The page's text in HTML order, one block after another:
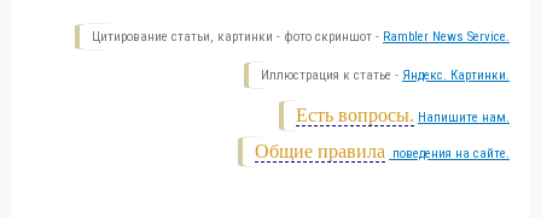
Цитирование статьи, картинки - фото скриншот - Rambler News Service.
Иллюстрация к статье - Яндекс. Картинки.
Есть вопросы. Напишите нам.
Общие правила поведения на сайте.